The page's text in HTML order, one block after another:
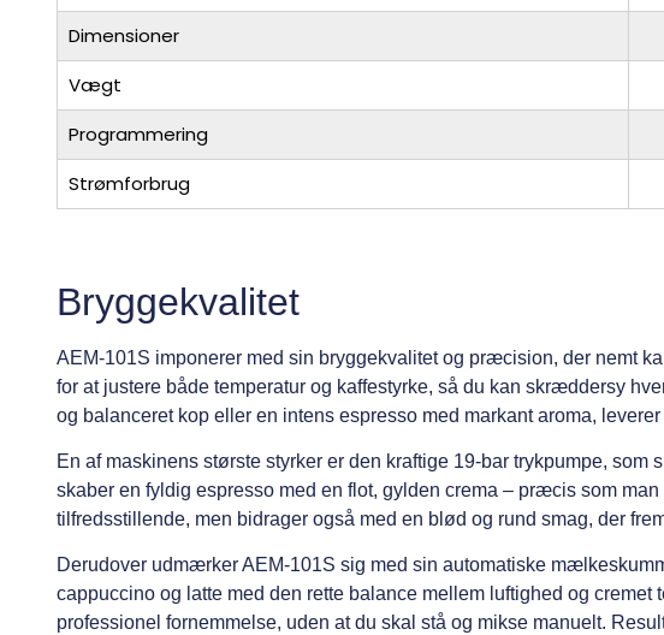
Dimensioner
Vægt
Programmering
Strømforbrug
Bryggekvalitet
AEM-101S imponerer med sin bryggekvalitet og præcision, der nemt
for at justere både temperatur og kaffestyrke, så du kan skræddersy
og balanceret kop eller en intens espresso med markant aroma,
En af maskinens største styrker er den kraftige 19-bar trykpumpe,
skaber en fyldig espresso med en flot, gylden crema – præcis som
tilfredsstillende, men bidrager også med en blød og rund smag, der
Derudover udmærker AEM-101S sig med sin automatiske
cappuccino og latte med den rette balance mellem luftighed og
professionel fornemmelse, uden at du skal stå og mikse manuelt.